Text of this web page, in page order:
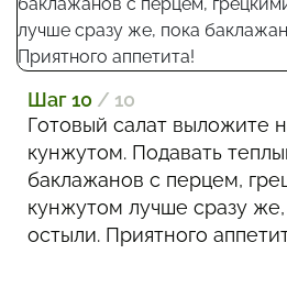
Шаг 10 / 10
Готовый салат выложите
кунжутом. Подавать
баклажанов с перцем,
кунжутом лучше сразу
остыли. Приятного